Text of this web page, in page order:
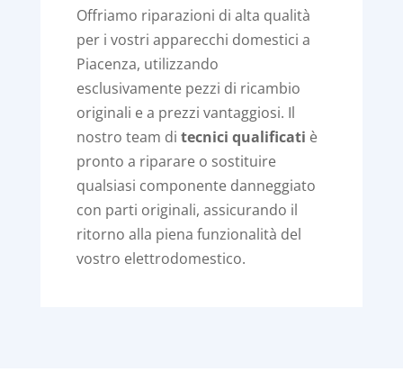
Offriamo riparazioni di alta qualità
per i vostri apparecchi domestici a
Piacenza, utilizzando
esclusivamente pezzi di ricambio
originali e a prezzi vantaggiosi. Il
nostro team di tecnici qualificati è
pronto a riparare o sostituire
qualsiasi componente danneggiato
con parti originali, assicurando il
ritorno alla piena funzionalità del
vostro elettrodomestico.